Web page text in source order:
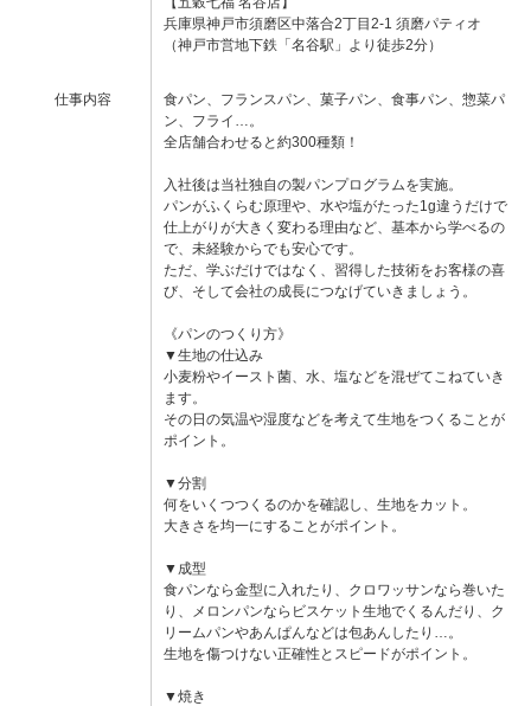
兵庫県神戸市須磨区中落合2丁目2-1 須磨パティオ
（神戸市営地下鉄「名谷駅」より徒歩2分）
仕事内容
食パン、フランスパン、菓子パン、食事パン、惣菜パ
ン、フライ…。
全店舗合わせると約300種類！
入社後は当社独自の製パンプログラムを実施。
パンがふくらむ原理や、水や塩がたった1g違うだけで
仕上がりが大きく変わる理由など、基本から学べるの
で、未経験からでも安心です。
ただ、学ぶだけではなく、習得した技術をお客様の喜
び、そして会社の成長につなげていきましょう。
《パンのつくり方》
▼生地の仕込み
小麦粉やイースト菌、水、塩などを混ぜてこねていき
ます。
その日の気温や湿度などを考えて生地をつくることが
ポイント。
▼分割
何をいくつつくるのかを確認し、生地をカット。
大きさを均一にすることがポイント。
▼成型
食パンなら金型に入れたり、クロワッサンなら巻いた
り、メロンパンならビスケット生地でくるんだり、ク
リームパンやあんぱんなどは包あんしたり…。
生地を傷つけない正確性とスピードがポイント。
▼焼き